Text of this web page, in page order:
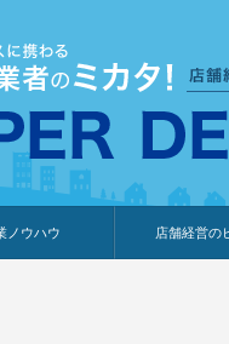
ノウハウ 店舗経営の